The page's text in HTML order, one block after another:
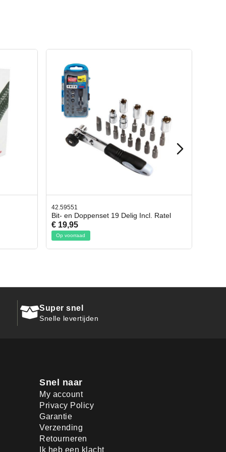
Ratel
42.65998
Afbreekmes 2 stuks
€ 10,95
Op voorraad
Super snel
Snelle levertijden
Snel naar
My account
Privacy Policy
Garantie
Verzending
Retourneren
Ik heb een klacht